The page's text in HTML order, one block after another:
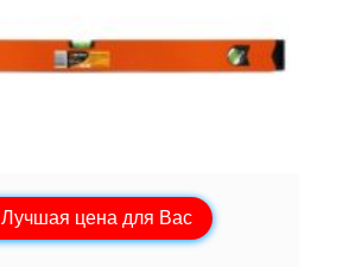
Лучшая цена для Вас